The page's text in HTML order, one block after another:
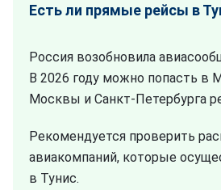
Есть ли прямые рейсы в
Россия возобновила
В 2026 году можно попасть в
Москвы и Санкт-Петербурга
Рекомендуется проверить
авиакомпаний, которые
в Тунис.